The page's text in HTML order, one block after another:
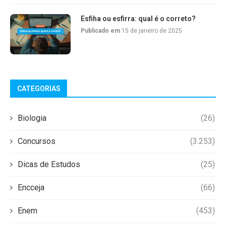
Esfiha ou esfirra: qual é o correto?
Publicado em 15 de janeiro de 2025
CATEGORIAS
Biologia (26)
Concursos (3.253)
Dicas de Estudos (25)
Encceja (66)
Enem (453)